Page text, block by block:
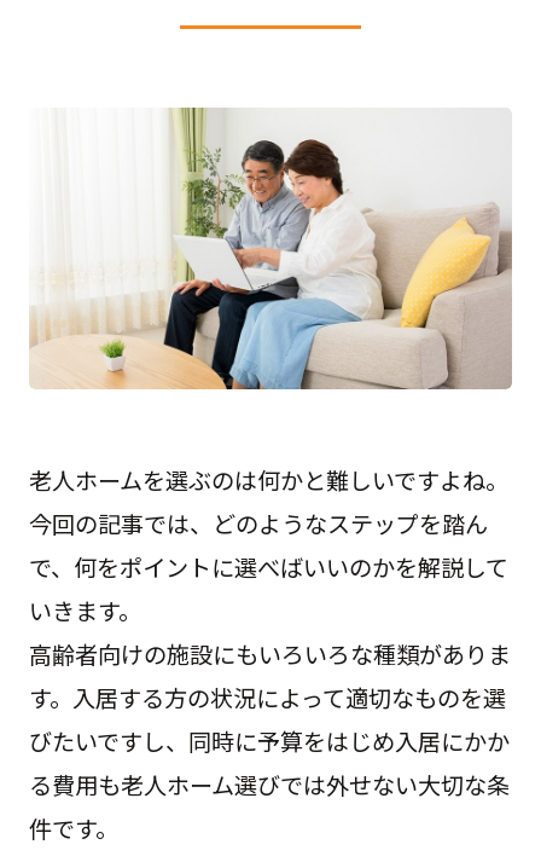
老人ホームを選ぶのは何かと難しいですよね。
今回の記事では、どのようなステップを踏ん
で、何をポイントに選べばいいのかを解説して
いきます。
高齢者向けの施設にもいろいろな種類がありま
す。入居する方の状況によって適切なものを選
びたいですし、同時に予算をはじめ入居にかか
る費用も老人ホーム選びでは外せない大切な条
件です。